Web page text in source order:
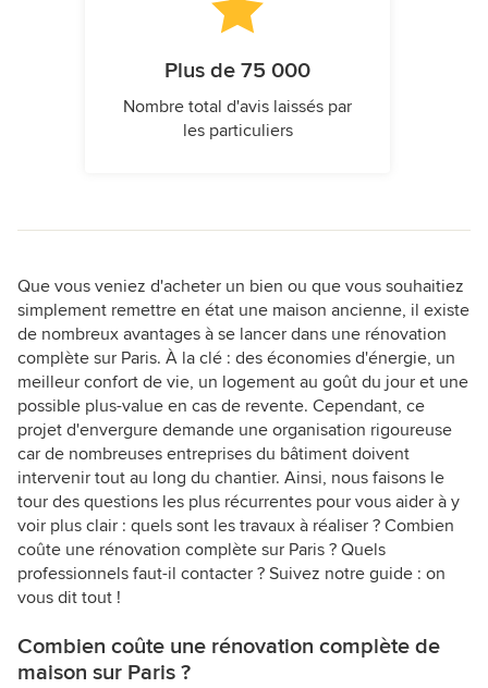
Plus de 75 000
Nombre total d'avis laissés par
les particuliers
Que vous veniez d'acheter un bien ou que vous souhaitiez
simplement remettre en état une maison ancienne, il existe
de nombreux avantages à se lancer dans une rénovation
complète sur Paris. À la clé : des économies d'énergie, un
meilleur confort de vie, un logement au goût du jour et une
possible plus-value en cas de revente. Cependant, ce
projet d'envergure demande une organisation rigoureuse
car de nombreuses entreprises du bâtiment doivent
intervenir tout au long du chantier. Ainsi, nous faisons le
tour des questions les plus récurrentes pour vous aider à y
voir plus clair : quels sont les travaux à réaliser ? Combien
coûte une rénovation complète sur Paris ? Quels
professionnels faut-il contacter ? Suivez notre guide : on
vous dit tout !
Combien coûte une rénovation complète de
maison sur Paris ?